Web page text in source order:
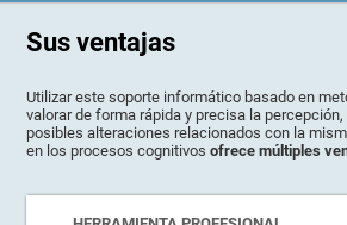
Sus ventajas
Utilizar este soporte informático basado en
valorar de forma rápida y precisa la
posibles alteraciones relacionados con la
en los procesos cognitivosofrece múltiples